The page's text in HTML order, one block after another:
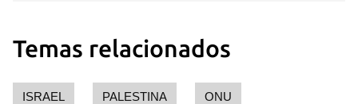
Temas relacionados
ISRAEL PALESTINA ONU